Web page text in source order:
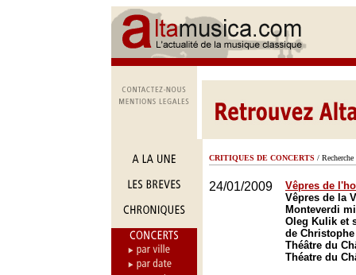
CRITIQUES DE CONCERTS / Recherche
24/01/2009
Vêpres de
Vêpres de la
Monteverdi
Oleg Kulik et
de
Théâtre du
Théatre du